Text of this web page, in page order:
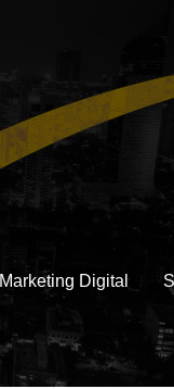
Marketing Digital